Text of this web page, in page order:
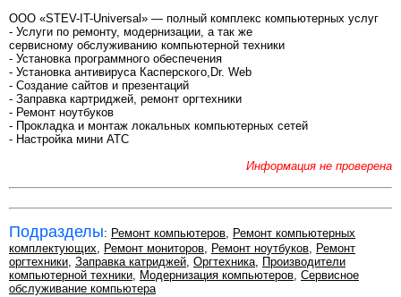
ООО «STEV-IT-Universal» — полный комплекс компьютерных услуг
- Услуги по ремонту, модернизации, а так же
сервисному обслуживанию компьютерной техники
- Установка программного обеспечения
- Установка антивируса Касперского,Dr. Web
- Создание сайтов и презентаций
- Заправка картриджей, ремонт оргтехники
- Ремонт ноутбуков
- Прокладка и монтаж локальных компьютерных сетей
- Настройка мини АТС
Информация не проверена
Подразделы: Ремонт компьютеров, Ремонт компьютерных
комплектующих, Ремонт мониторов, Ремонт ноутбуков, Ремонт
оргтехники, Заправка катриджей, Оргтехника, Производители
компьютерной техники, Модернизация компьютеров, Сервисное
обслуживание компьютера